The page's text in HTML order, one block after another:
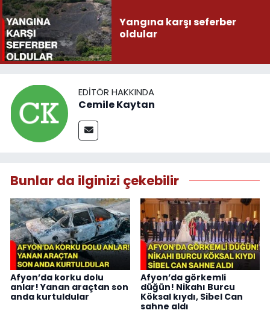
Yangına karşı seferber
oldular
EDITÖR HAKKINDA
Cemile Kaytan
Bunlar da ilginizi çekebilir
Afyon’da korku dolu
anlar! Yanan araçtan son
anda kurtuldular
Afyon’da görkemli
düğün! Nikahı Burcu
Köksal kıydı, Sibel Can
sahne aldı